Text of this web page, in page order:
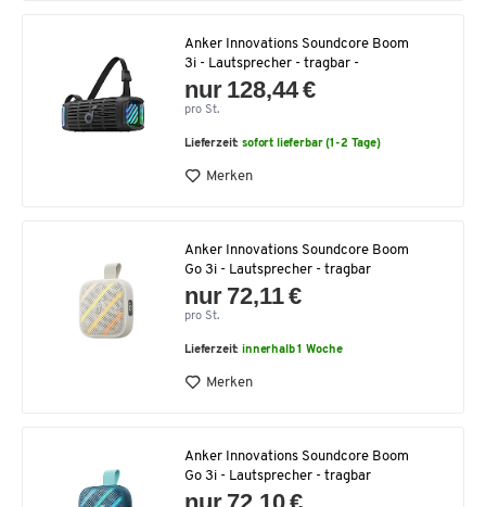
Anker Innovations Soundcore Boom
3i - Lautsprecher - tragbar -
nur 128,44 €
pro St.
Lieferzeit:sofort lieferbar (1-2 Tage)
Merken
Anker Innovations Soundcore Boom
Go 3i - Lautsprecher - tragbar
nur 72,11 €
pro St.
Lieferzeit:innerhalb 1 Woche
Merken
Anker Innovations Soundcore Boom
Go 3i - Lautsprecher - tragbar